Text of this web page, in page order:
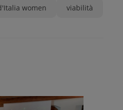
women viabilità